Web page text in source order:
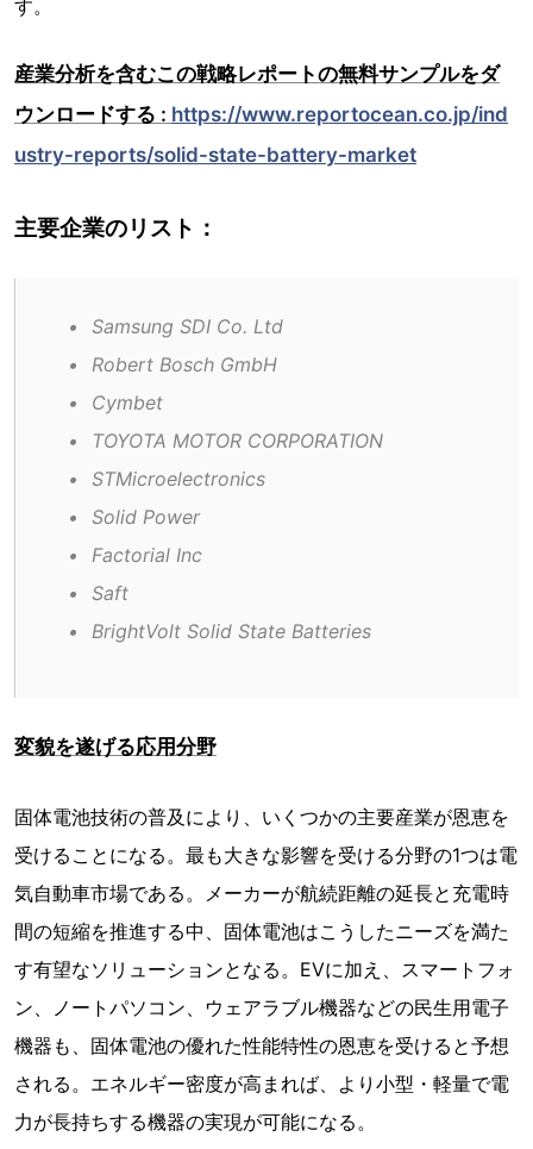
す。
産業分析を含むこの戦略レポートの無料サンプルをダ
ウンロードする : https://www.reportocean.co.jp/ind
ustry-reports/solid-state-battery-market
主要企業のリスト：
•	Samsung SDI Co. Ltd
•	Robert Bosch GmbH
•	Cymbet
•	TOYOTA MOTOR CORPORATION
•	STMicroelectronics
•	Solid Power
•	Factorial Inc
•	Saft
•	BrightVolt Solid State Batteries
変貌を遂げる応用分野
固体電池技術の普及により、いくつかの主要産業が恩恵を
受けることになる。最も大きな影響を受ける分野の1つは電
気自動車市場である。メーカーが航続距離の延長と充電時
間の短縮を推進する中、固体電池はこうしたニーズを満た
す有望なソリューションとなる。EVに加え、スマートフォ
ン、ノートパソコン、ウェアラブル機器などの民生用電子
機器も、固体電池の優れた性能特性の恩恵を受けると予想
される。エネルギー密度が高まれば、より小型・軽量で電
力が長持ちする機器の実現が可能になる。